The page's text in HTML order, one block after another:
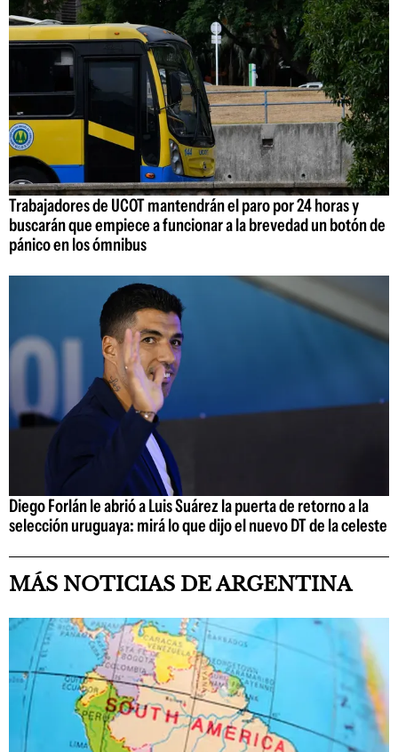
Trabajadores de UCOT mantendrán el paro por 24 horas y
buscarán que empiece a funcionar a la brevedad un botón de
pánico en los ómnibus
Diego Forlán le abrió a Luis Suárez la puerta de retorno a la
selección uruguaya: mirá lo que dijo el nuevo DT de la celeste
MÁS NOTICIAS DE ARGENTINA